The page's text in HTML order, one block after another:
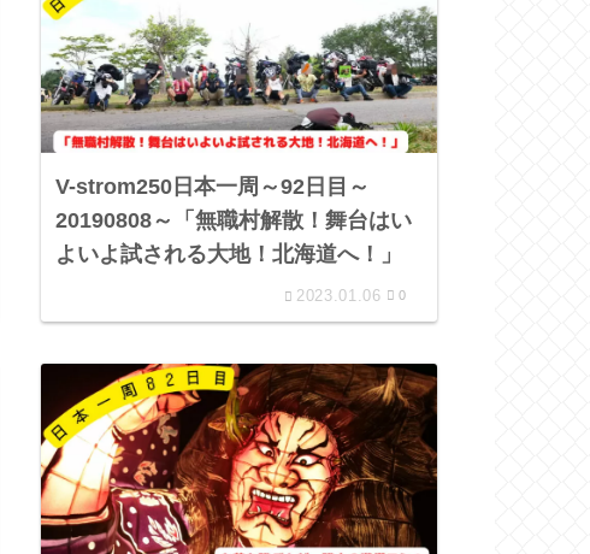
V-strom250日本一周～92日目～
20190808～「無職村解散！舞台はい
よいよ試される大地！北海道へ！」
2023.01.06 0